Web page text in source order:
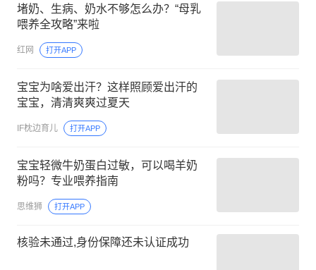
堵奶、生病、奶水不够怎么办？“母乳
喂养全攻略”来啦
红网 打开APP
宝宝为啥爱出汗？这样照顾爱出汗的
宝宝，清清爽爽过夏天
IF枕边育儿 打开APP
宝宝轻微牛奶蛋白过敏，可以喝羊奶
粉吗？专业喂养指南
思维狮 打开APP
核验未通过,身份保障还未认证成功